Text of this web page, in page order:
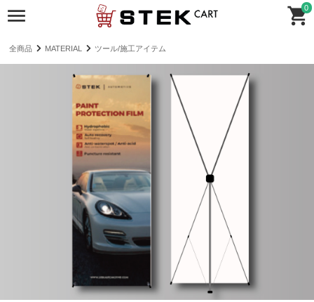
0
全商品 MATERIAL ツール/施工アイテム